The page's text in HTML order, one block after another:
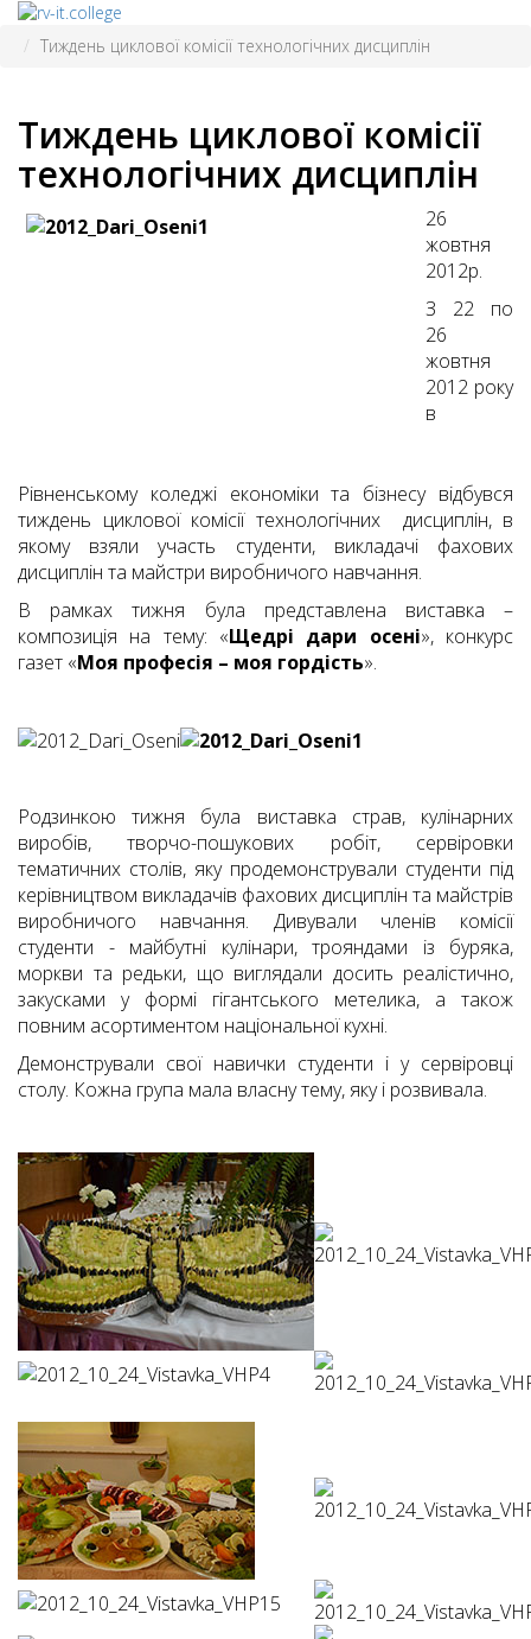
Тиждень циклової комісії технологічних дисциплін
Тиждень циклової комісії
технологічних дисциплін
26
жовтня
2012р.
З 22 по
26
жовтня
2012 року
в
Рівненському коледжі економіки та бізнесу відбувся
тиждень циклової комісії технологічних дисциплін, в
якому взяли участь студенти, викладачі фахових
дисциплін та майстри виробничого навчання.
В рамках тижня була представлена виставка –
композиція на тему: «Щедрі дари осені», конкурс
газет «Моя професія – моя гордість».
Родзинкою тижня була виставка страв, кулінарних
виробів, творчо-пошукових робіт, сервіровки
тематичних столів, яку продемонстрували студенти під
керівництвом викладачів фахових дисциплін та майстрів
виробничого навчання. Дивували членів комісії
студенти - майбутні кулінари, трояндами із буряка,
моркви та редьки, що виглядали досить реалістично,
закусками у формі гігантського метелика, а також
повним асортиментом національної кухні.
Демонстрували свої навички студенти і у сервіровці
столу. Кожна група мала власну тему, яку і розвивала.